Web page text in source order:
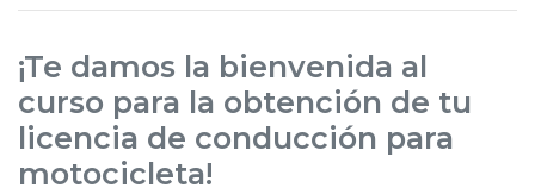
¡Te damos la bienvenida al
curso para la obtención de tu
licencia de conducción para
motocicleta!